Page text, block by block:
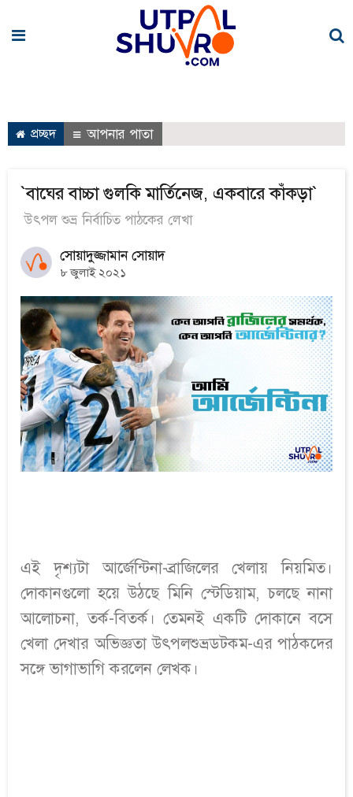
প্রচ্ছদ আপনার পাতা
`বাঘের বাচ্চা গুলকি মার্তিনেজ, একবারে কাঁকড়া`
উৎপল শুভ্র নির্বাচিত পাঠকের লেখা
সোয়াদুজ্জামান সোয়াদ
৮ জুলাই ২০২১
এই দৃশ্যটা আর্জেন্টিনা-ব্রাজিলের খেলায় নিয়মিত।
দোকানগুলো হয়ে উঠছে মিনি স্টেডিয়াম, চলছে নানা
আলোচনা, তর্ক-বিতর্ক। তেমনই একটি দোকানে বসে
খেলা দেখার অভিজ্ঞতা উৎপলশুভ্রডটকম-এর পাঠকদের
সঙ্গে ভাগাভাগি করলেন লেখক।